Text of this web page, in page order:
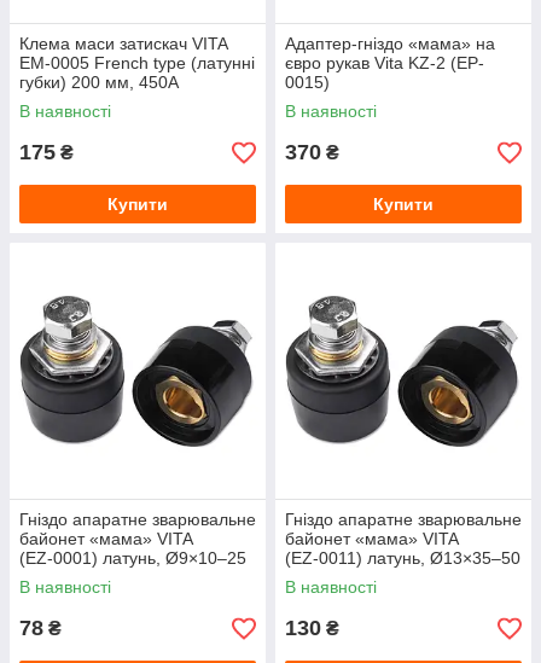
Клема маси затискач VITA
EM-0005 French type (латунні
губки) 200 мм, 450А
В наявності
175 ₴
Купити
Адаптер-гніздо «мама» на
євро рукав Vita KZ-2 (EP-
0015)
В наявності
370 ₴
Купити
Гніздо апаратне зварювальне
байонет «мама» VITA
(EZ‑0001) латунь, Ø9×10–25
мм
В наявності
78 ₴
Гніздо апаратне зварювальне
байонет «мама» VITA
(EZ‑0011) латунь, Ø13×35–50
мм
В наявності
130 ₴